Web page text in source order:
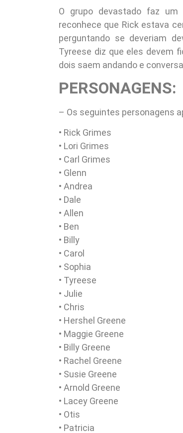
O grupo devastado faz
reconhece que Rick estava
perguntando se deveriam
Tyreese diz que eles devem
dois saem andando e
PERSONAGENS:
– Os seguintes personagens
• Rick Grimes
• Lori Grimes
• Carl Grimes
• Glenn
• Andrea
• Dale
• Allen
• Ben
• Billy
• Carol
• Sophia
• Tyreese
• Julie
• Chris
• Hershel Greene
• Maggie Greene
• Billy Greene
• Rachel Greene
• Susie Greene
• Arnold Greene
• Lacey Greene
• Otis
• Patricia